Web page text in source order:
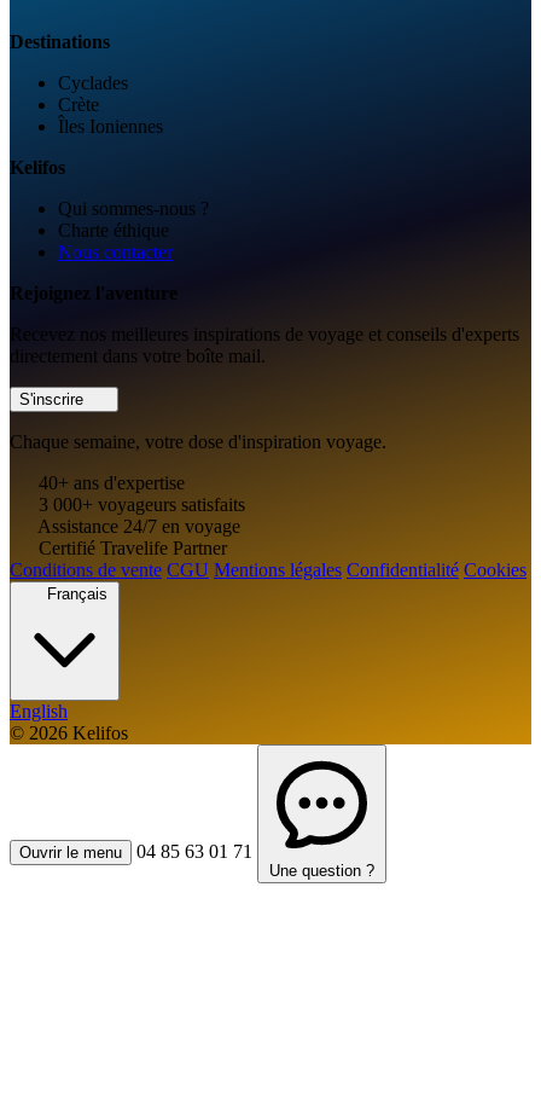
Destinations
Cyclades
Crète
Îles Ioniennes
Kelifos
Qui sommes-nous ?
Charte éthique
Nous contacter
Rejoignez l'aventure
Recevez nos meilleures inspirations de voyage et conseils d'experts
directement dans votre boîte mail.
S'inscrire
Chaque semaine, votre dose d'inspiration voyage.
40+ ans d'expertise
3 000+ voyageurs satisfaits
Assistance 24/7 en voyage
Certifié Travelife Partner
Conditions de vente CGU Mentions légales Confidentialité Cookies
English
© 2026 Kelifos
Ouvrir le menu 04 85 63 01 71
Une question ?